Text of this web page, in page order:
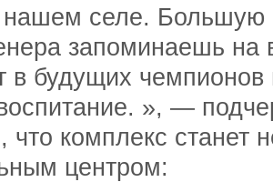
селе. Большую
запоминаешь на
в будущих чемпионов
», —
что комплекс станет
центром: